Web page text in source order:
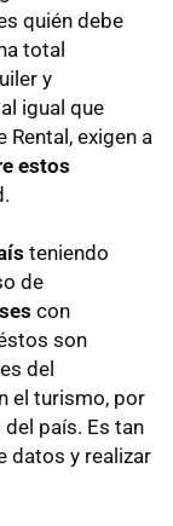
quién debe
total
y
igual que
Rental, exigen a
estos
teniendo
de
con
son
del
el turismo, por
país. Es tan
datos y realizar